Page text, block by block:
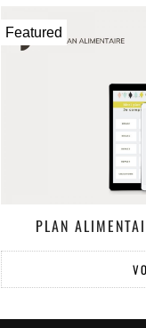
Featured
PLAN